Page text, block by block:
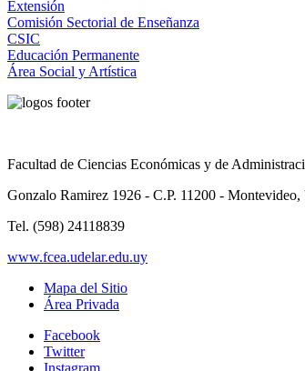
Extensión
Comisión Sectorial de Enseñanza
CSIC
Educación Permanente
Área Social y Artística
Facultad de Ciencias Económicas y de
Gonzalo Ramirez 1926 - C.P. 11200 -
Tel. (598) 24118839
www.fcea.udelar.edu.uy
Mapa del Sitio
Área Privada
Facebook
Twitter
Instagram